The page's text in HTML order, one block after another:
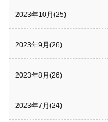
2023年10月(25)
2023年9月(26)
2023年8月(26)
2023年7月(24)